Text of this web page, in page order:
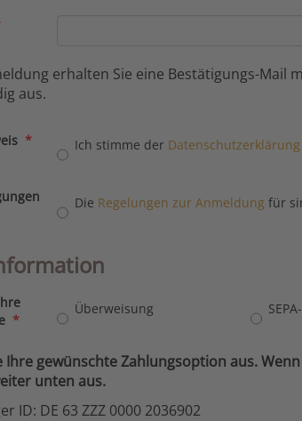
erhalten Sie eine Bestätigungs-Mail
aus.
* Ich stimme der Datenschutzerklärung
Die Regelungen zur Anmeldung für
*
Überweisung
Ihre gewünschte Zahlungsoption aus.
unten aus.
ID: DE 63 ZZZ 0000 2036902